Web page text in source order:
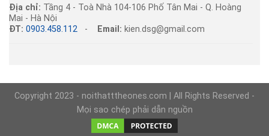
Địa chỉ: Tầng 4 - Toà Nhà 104-106 Phố Tân Mai - Q. Hoàng
Mai - Hà Nội
ĐT: 0903.458.112- Email: kien.dsg@gmail.com
Copyright 2023 - noithatttheones.com | All Rights Reserved -
Mọi sao chép phải dẫn nguồn